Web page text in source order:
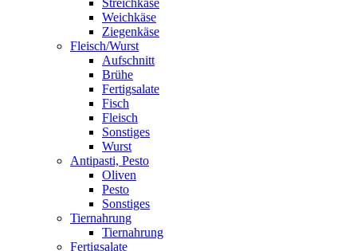
Streichkäse
Weichkäse
Ziegenkäse
Fleisch/Wurst
Aufschnitt
Brühe
Fertigsalate
Fisch
Fleisch
Sonstiges
Wurst
Antipasti, Pesto
Oliven
Pesto
Sonstiges
Tiernahrung
Tiernahrung
Fertigsalate